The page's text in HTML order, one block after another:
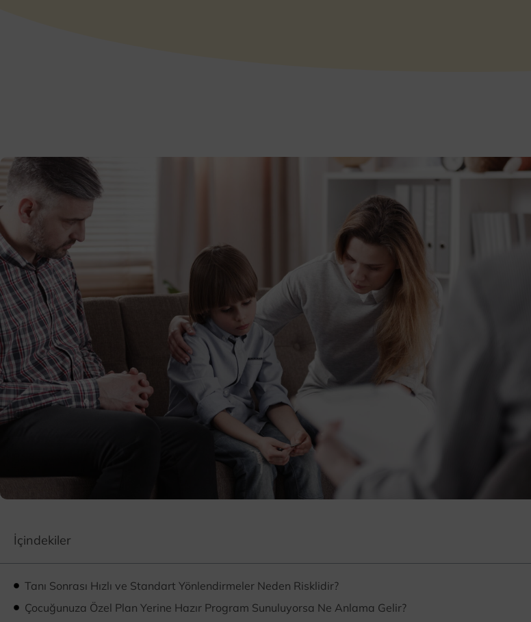
İçindekiler
Tanı Sonrası Hızlı ve Standart Yönlendirmeler Neden Risklidir?
Çocuğunuza Özel Plan Yerine Hazır Program Sunuluyorsa Ne Anlama Gelir?